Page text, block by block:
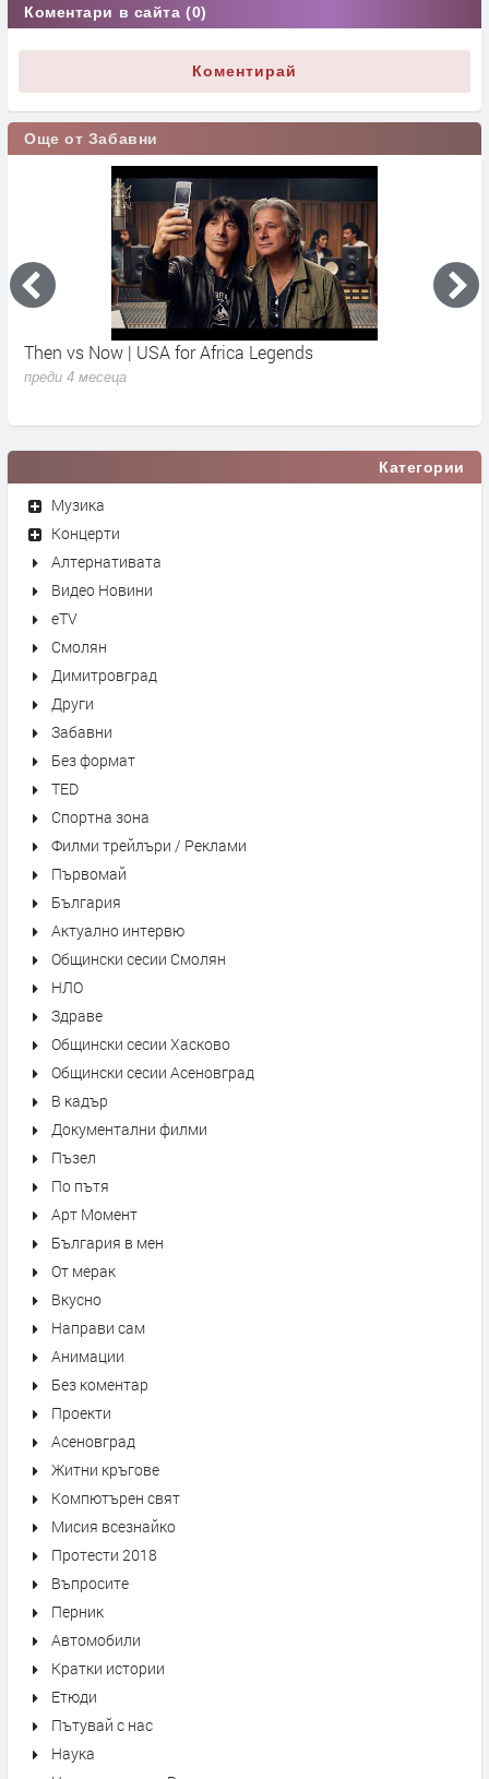
Коментари в сайта (0)
Коментирай
Още от Забавни
Then vs Now | USA for Africa Legends
преди 4 месеца
Категории
Музика
Концерти
Алтернативата
Видео Новини
eTV
Смолян
Димитровград
Други
Забавни
Без формат
TED
Спортна зона
Филми трейлъри / Реклами
Първомай
България
Актуално интервю
Общински сесии Смолян
НЛО
Здраве
Общински сесии Хасково
Общински сесии Асеновград
В кадър
Документални филми
Пъзел
По пътя
Арт Момент
България в мен
От мерак
Вкусно
Направи сам
Анимации
Без коментар
Проекти
Асеновград
Житни кръгове
Компютърен свят
Мисия всезнайко
Протести 2018
Въпросите
Перник
Автомобили
Кратки истории
Етюди
Пътувай с нас
Наука